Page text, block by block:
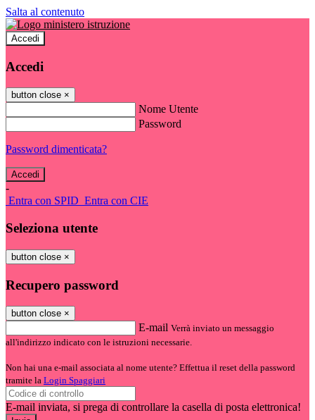
Salta al contenuto
Accedi
Accedi
button close ×
Nome Utente
Password
Password dimenticata?
-
Entra con SPID Entra con CIE
Seleziona utente
button close ×
Recupero password
button close ×
E-mail Verrà inviato un messaggio
all'indirizzo indicato con le istruzioni necessarie.
Non hai una e-mail associata al nome utente? Effettua il reset della password
tramite la Login Spaggiari
E-mail inviata, si prega di controllare la casella di posta elettronica!